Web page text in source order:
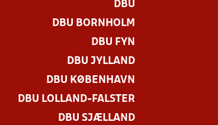
DBU
DBU BORNHOLM
DBU FYN
DBU JYLLAND
DBU KØBENHAVN
DBU LOLLAND-FALSTER
DBU SJÆLLAND